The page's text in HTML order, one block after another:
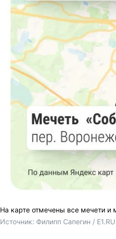
На карте отмечены все мечети и
Источник: Филипп Сапегин / E1.RU